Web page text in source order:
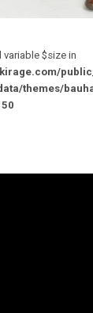
variable $size in
themes/
50